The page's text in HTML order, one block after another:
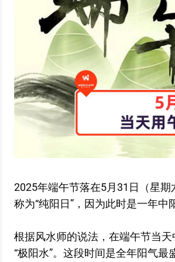
2025年端午节落在5月31日（星
称为“纯阳日”，因为此时是一年中
根据风水师的说法，在端午节当
“极阳水”。这段时间是全年阳气